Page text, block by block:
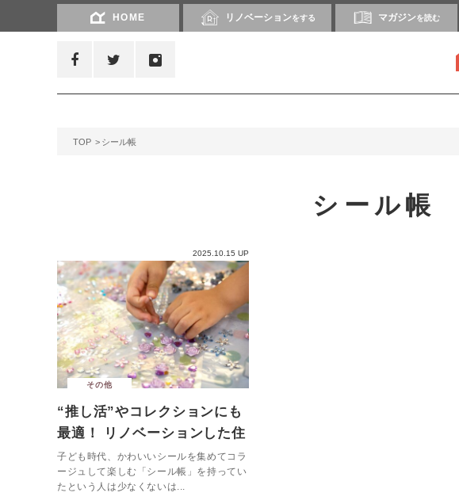
HOME リノベーションをする マガジンを読む
TOP シール帳
シール帳
2025.10.15 UP
その他
“推し活”やコレクションにも
最適！ リノベーションした住
まいで楽しみたいシール帳
子ども時代、かわいいシールを集めてコラ
ージュして楽しむ「シール帳」を持ってい
たという人は少なくないは...